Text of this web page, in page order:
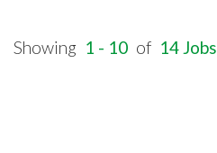
Showing 1 - 10 of 14 Jobs